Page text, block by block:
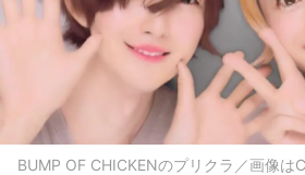
BUMP OF CHICKENのプリクラ／画像は